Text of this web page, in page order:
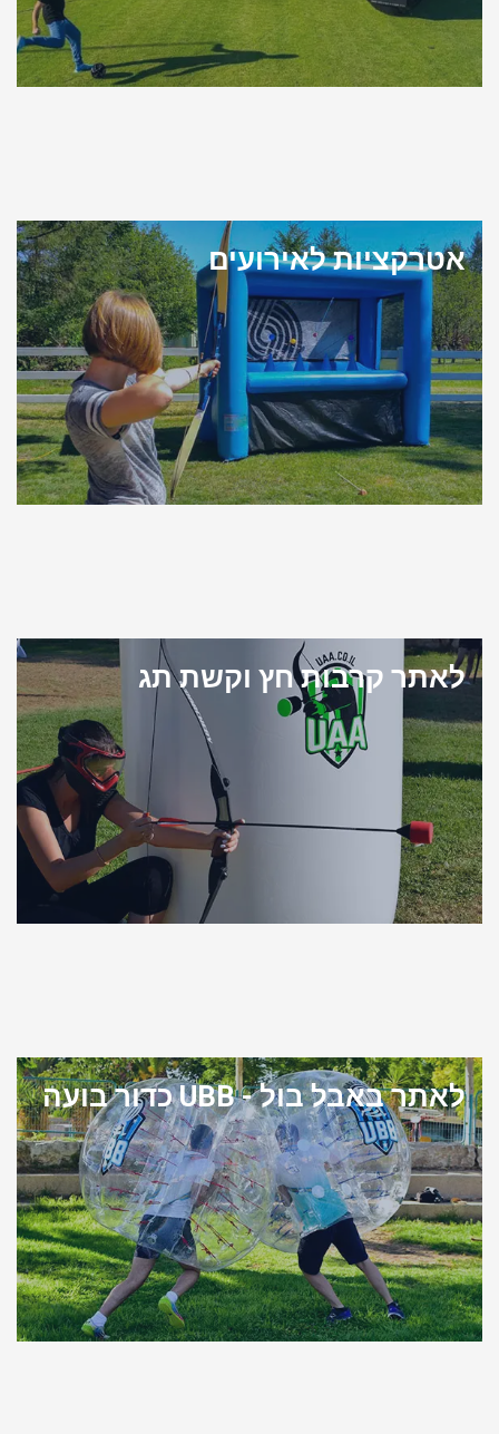
אטרקציות לאירועים
לאתר קרבות חץ וקשת תג
לאתר באבל בול - UBB כדור בועה